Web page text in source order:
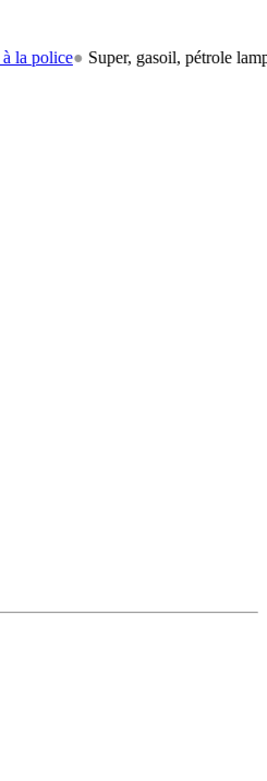
● Super, gasoil, pétrole lampant: le